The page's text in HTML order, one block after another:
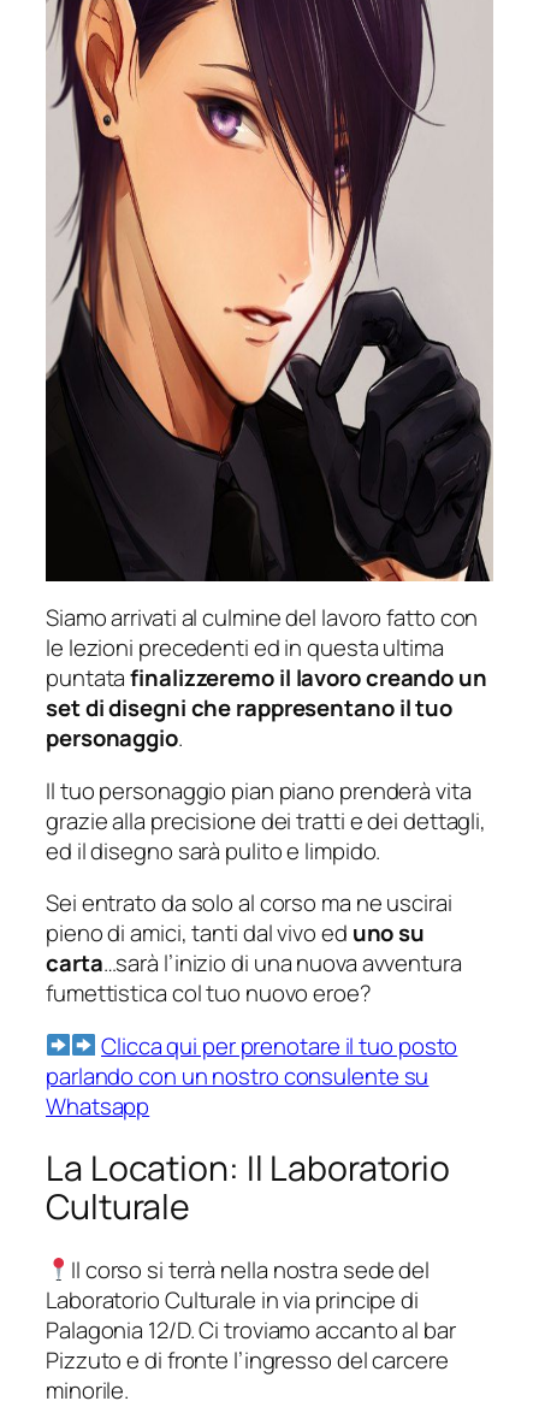
Siamo arrivati al culmine del lavoro fatto con
le lezioni precedenti ed in questa ultima
puntatafinalizzeremo il lavoro creando un
set di disegni che rappresentano il tuo
personaggio.
Il tuo personaggio pian piano prenderà vita
grazie alla precisione dei tratti e dei dettagli,
ed il disegno sarà pulito e limpido.
Sei entrato da solo al corso ma ne uscirai
pieno di amici, tanti dal vivo ed uno su
carta…sarà l’inizio di una nuova avventura
fumettistica col tuo nuovo eroe?
Clicca qui per prenotare il tuo posto
parlando con un nostro consulente su
Whatsapp
La Location: Il Laboratorio
Culturale
Il corso si terrà nella nostra sede del
Laboratorio Culturale in via principe di
Palagonia 12/D. Ci troviamo accanto al bar
Pizzuto e di fronte l’ingresso del carcere
minorile.